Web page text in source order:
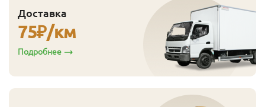
Доставка
75₽/км
Подробнее